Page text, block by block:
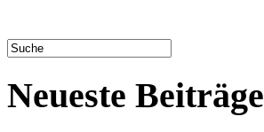
Neueste Beiträge